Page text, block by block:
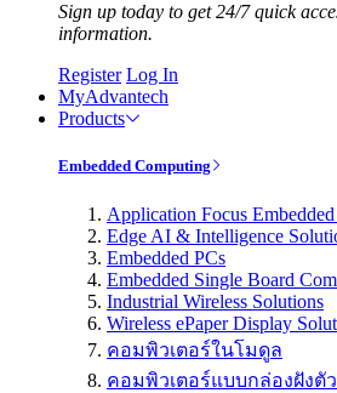
Sign up today to get 24/7 quick
information.
Register Log In
MyAdvantech
Products
Embedded Computing
Application Focus
Edge AI & Intelligence
Embedded PCs
Embedded Single Board
Industrial Wireless Solutions
Wireless ePaper Display
คอมพิวเตอร์ในโมดูล
คอมพิวเตอร์แบบกล่องฝังตัว